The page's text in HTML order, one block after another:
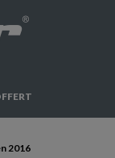
2016